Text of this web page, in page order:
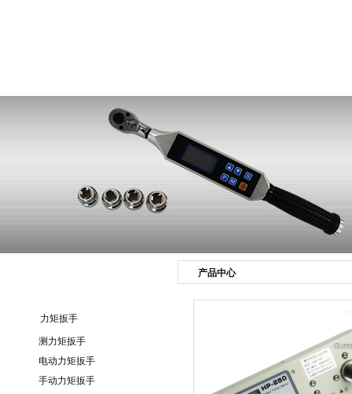
力矩扳手
测力矩扳手
电动力矩扳手
手动力矩扳手
产品中心